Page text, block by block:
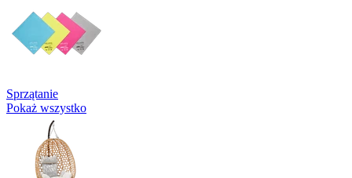
Sprzątanie
Pokaż wszystko